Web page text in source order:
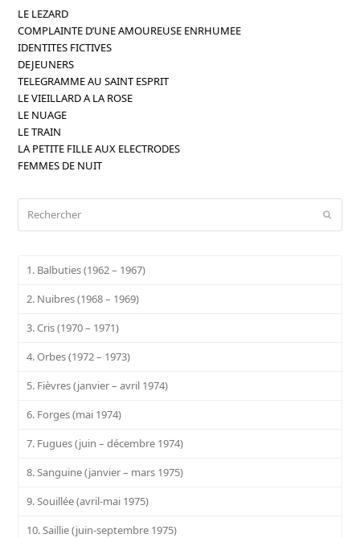
LE LEZARD
COMPLAINTE D’UNE AMOUREUSE ENRHUMEE
IDENTITES FICTIVES
DEJEUNERS
TELEGRAMME AU SAINT ESPRIT
LE VIEILLARD A LA ROSE
LE NUAGE
LE TRAIN
LA PETITE FILLE AUX ELECTRODES
FEMMES DE NUIT
1. Balbuties (1962 – 1967)
2. Nuibres (1968 – 1969)
3. Cris (1970 – 1971)
4. Orbes (1972 – 1973)
5. Fièvres (janvier – avril 1974)
6. Forges (mai 1974)
7. Fugues (juin – décembre 1974)
8. Sanguine (janvier – mars 1975)
9. Souillée (avril-mai 1975)
10. Saillie (juin-septembre 1975)